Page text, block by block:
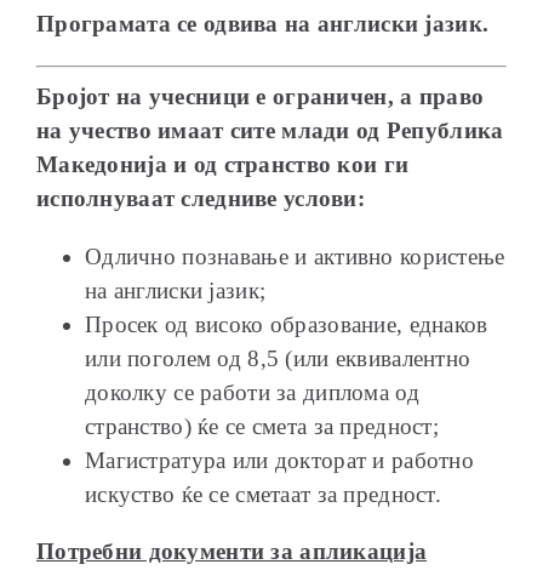
Програмата се одвива на англиски јазик.
Бројот на учесници е ограничен, а право
на учество имаат сите млади од Република
Македонија и од странство кои ги
исполнуваат следниве услови:
Одлично познавање и активно користење
на англиски јазик;
Просек од високо образование, еднаков
или поголем од 8,5 (или еквивалентно
доколку се работи за диплома од
странство) ќе се смета за предност;
Магистратура или докторат и работно
искуство ќе се сметаат за предност.
Потребни документи за aпликација